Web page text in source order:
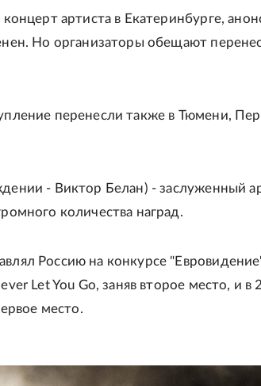
концерт артиста в Екатеринбурге,
Но организаторы обещают
перенесли также в Тюмени,
- Виктор Белан) - заслуженный
количества наград.
Россию на конкурсе
Let You Go, заняв второе место, и в
место.